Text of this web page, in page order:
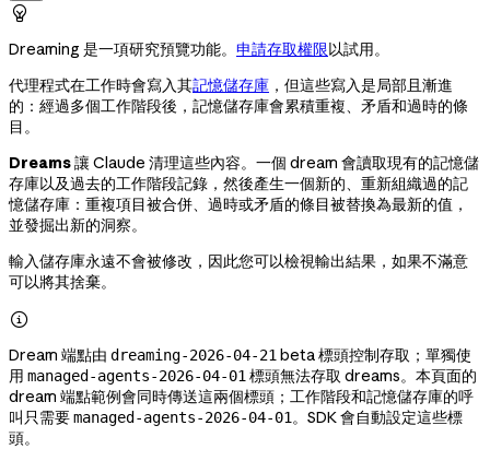

Dreaming 是一項研究預覽功能。 申請存取權限以試用。
代理程式在工作時會寫入其記憶儲存庫 ，但這些寫入是局部且漸進
的：經過多個工作階段後，記憶儲存庫會累積重複、矛盾和過時的條
目。
Dreams讓 Claude 清理這些內容。一個 dream 會讀取現有的記憶儲
存庫以及過去的工作階段記錄，然後產生一個新的、重新組織過的記
憶儲存庫：重複項目被合併、過時或矛盾的條目被替換為最新的值，
並發掘出新的洞察。
輸入儲存庫永遠不會被修改，因此您可以檢視輸出結果，如果不滿意
可以將其捨棄。

Dream 端點由 dreaming-2026-04-21 beta 標頭控制存取；單獨使
用 managed-agents-2026-04-01 標頭無法存取 dreams。本頁面的
dream 端點範例會同時傳送這兩個標頭；工作階段和記憶儲存庫的呼
叫只需要managed-agents-2026-04-01。SDK 會自動設定這些標
頭。